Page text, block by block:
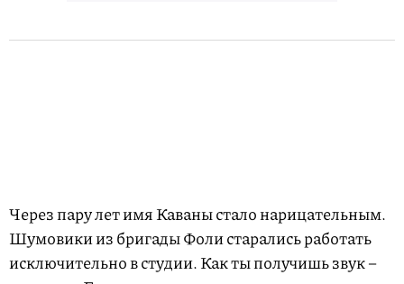
Через пару лет имя Каваны стало нарицательным.
Шумовики из бригады Фоли старались работать
исключительно в студии. Как ты получишь звук –